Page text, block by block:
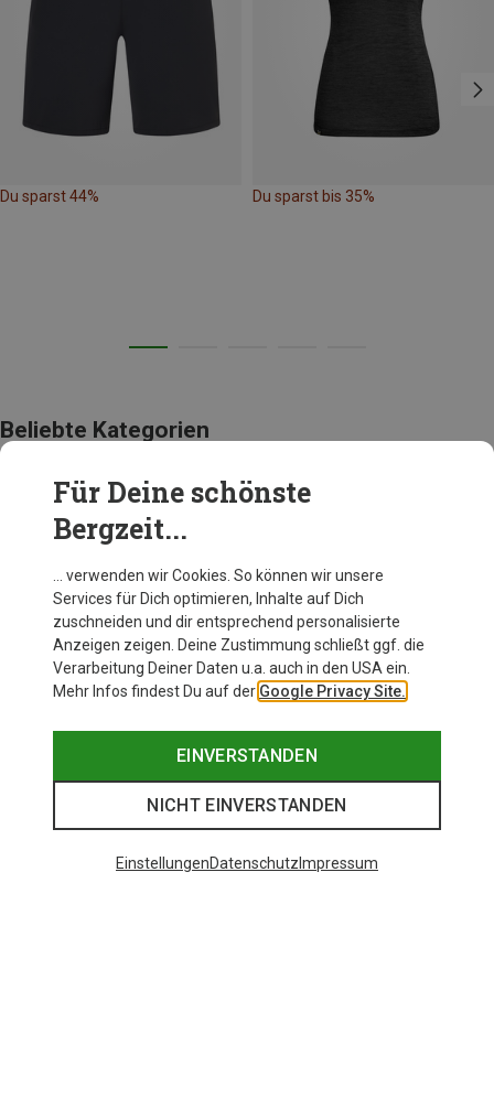
Du sparst 44% Du sparst bis 35%
Beliebte Kategorien
GRAVEL BEKLEIDUNG
Für Deine schönste
Bergzeit...
… verwenden wir Cookies. So können wir unsere
Services für Dich optimieren, Inhalte auf Dich
zuschneiden und dir entsprechend personalisierte
Anzeigen zeigen. Deine Zustimmung schließt ggf. die
Verarbeitung Deiner Daten u.a. auch in den USA ein.
Mehr Infos findest Du auf der Google Privacy Site.
EINVERSTANDEN
NICHT EINVERSTANDEN
EinstellungenDatenschutz Impressum